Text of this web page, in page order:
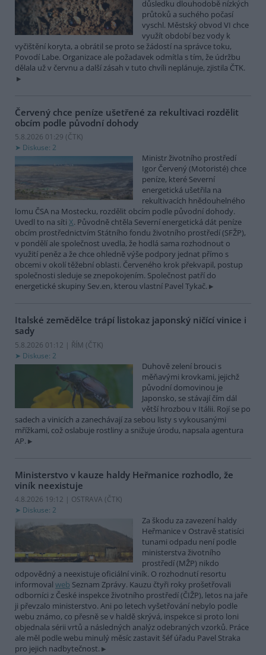
důsledku dlouhodobě nízkých
průtoků a suchého počasí
vyschl. Městský obvod VI chce
využít období bez vody k
vyčištění koryta, a obrátil se proto se žádostí na správce toku,
Povodí Labe. Organizace ale požadavek odmítla s tím, že údržbu
dělala už v červnu a další zásah v tuto chvíli neplánuje, zjistila ČTK.
Červený chce peníze ušetřené za rekultivaci rozdělit
obcím podle původní dohody
5.8.2026 01:29 (ČTK)
Diskuse: 2
Ministr životního prostředí
Igor Červený (Motoristé) chce
peníze, které Severní
energetická ušetřila na
rekultivacích hnědouhelného
lomu ČSA na Mostecku, rozdělit obcím podle původní dohody.
Uvedl to na síti X. Původně chtěla Severní energetická dát peníze
obcím prostřednictvím Státního fondu životního prostředí (SFŽP),
v pondělí ale společnost uvedla, že hodlá sama rozhodnout o
využití peněz a že chce ohledně výše podpory jednat přímo s
obcemi v okolí těžební oblasti. Červeného krok překvapil, postup
společnosti sleduje se znepokojením. Společnost patří do
energetické skupiny Sev.en, kterou vlastní Pavel Tykač.
Italské zemědělce trápí listokaz japonský ničící vinice i
sady
5.8.2026 01:12 | ŘÍM (ČTK)
Diskuse: 2
Duhově zelení brouci s
měňavými krovkami, jejichž
původní domovinou je
Japonsko, se stávají čím dál
větší hrozbou v Itálii. Rojí se po
sadech a vinicích a zanechávají za sebou listy s vykousanými
mřížkami, což oslabuje rostliny a snižuje úrodu, napsala agentura
AP.
Ministerstvo v kauze haldy Heřmanice rozhodlo, že
viník neexistuje
4.8.2026 19:12 | OSTRAVA (ČTK)
Diskuse: 2
Za škodu za zavezení haldy
Heřmanice v Ostravě statisíci
tunami odpadu není podle
ministerstva životního
prostředí (MŽP) nikdo
odpovědný a neexistuje oficiální viník. O rozhodnutí resortu
informoval web Seznam Zprávy. Kauzu čtyři roky prošetřovali
odborníci z České inspekce životního prostředí (ČIŽP), letos na jaře
ji převzalo ministerstvo. Ani po letech vyšetřování nebylo podle
webu známo, co přesně se v haldě skrývá, inspekce si proto loni
objednala sérii vrtů a následných analýz odebraných vzorků. Práce
ale měl podle webu minulý měsíc zastavit šéf úřadu Pavel Straka
pro jejich nadbytečnost.